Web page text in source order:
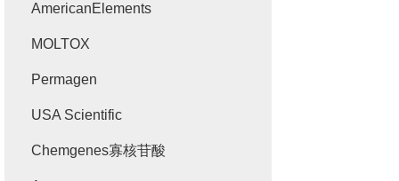
AmericanElements
MOLTOX
Permagen
USA Scientific
Chemgenes寡核苷酸